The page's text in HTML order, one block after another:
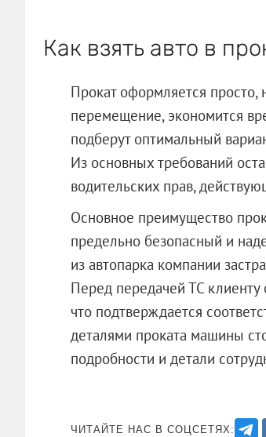
Как взять авто в
Прокат оформляется просто,
перемещение, экономится
подберут оптимальный
Из основных требований
водительских прав,
Основное преимущество
предельно безопасный и
из автопарка компании
Перед передачей ТС клиенту
что подтверждается
деталями проката машины
подробности и детали
ЧИТАЙТЕ НАС В СОЦСЕТЯХ: